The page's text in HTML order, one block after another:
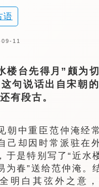
语
11
台先得月”颇为切
句说话出自宋朝
有段古。
中重臣范仲淹经
己却因时常派驻在
于是特别写了“近水
为春”送给范仲淹。
明白其弦外之意